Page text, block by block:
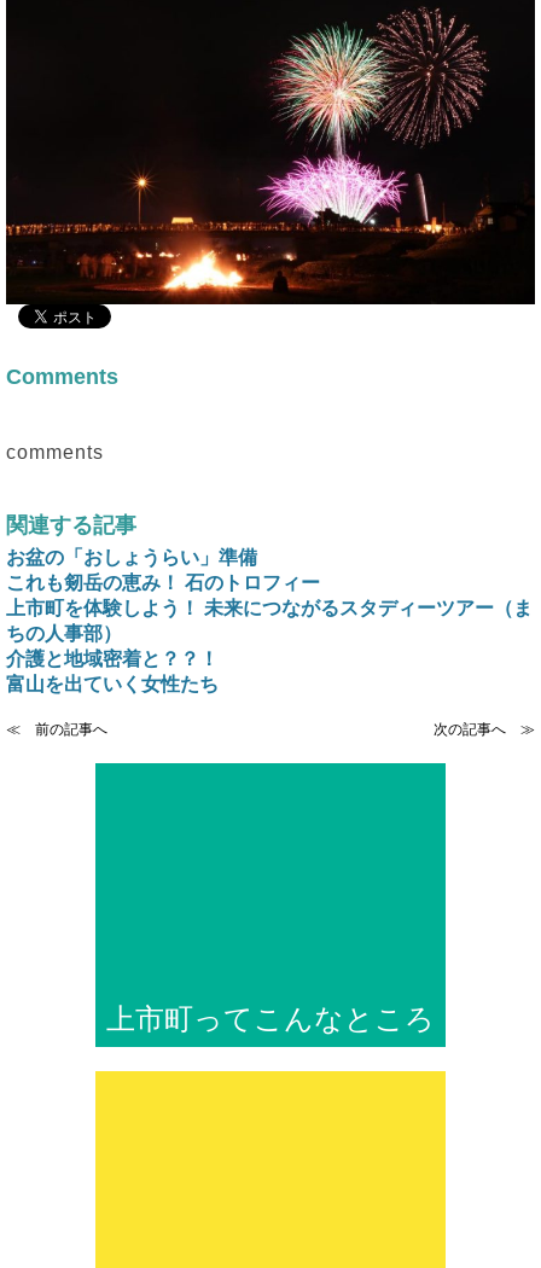
Comments
comments
関連する記事
お盆の「おしょうらい」準備
これも剱岳の恵み！ 石のトロフィー
上市町を体験しよう！ 未来につながるスタディーツアー（ま
ちの人事部）
介護と地域密着と？？！
富山を出ていく女性たち
≪ 前の記事へ 次の記事へ ≫
上市町ってこんなところ